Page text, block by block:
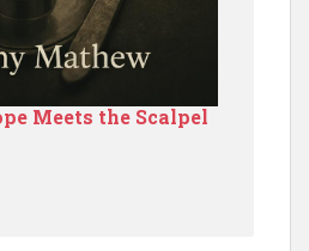
Meets the Scalpel